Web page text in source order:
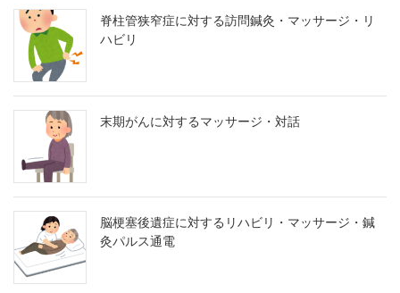
脊柱管狭窄症に対する訪問鍼灸・マッサージ・リ
ハビリ
末期がんに対するマッサージ・対話
脳梗塞後遺症に対するリハビリ・マッサージ・鍼
灸パルス通電